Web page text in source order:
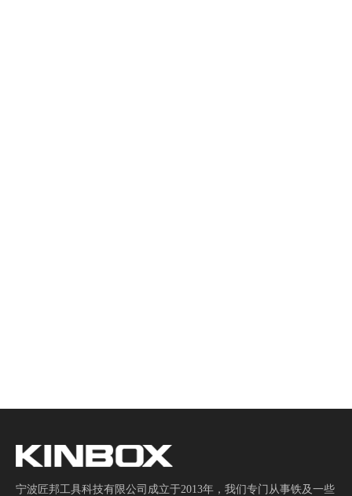
宁波匠邦工具科技有限公司成立于2013年，我们专门从事铁及一些